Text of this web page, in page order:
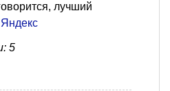
лучший
Яндекс
5